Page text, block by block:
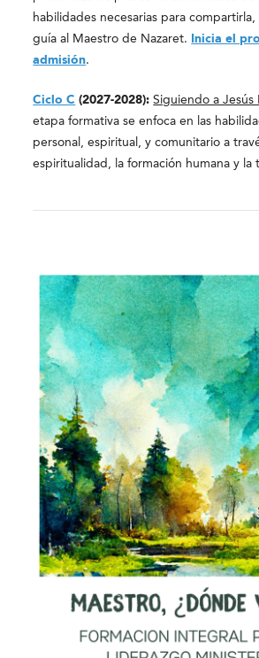
habilidades necesarias para
guía al Maestro de Nazaret.
Inicia el
admisión.
Ciclo C (2027-2028):Siguiendo a Jesús
etapa formativa se enfoca en las
personal, espiritual, y comunitario a
espiritualidad, la formación humana y la